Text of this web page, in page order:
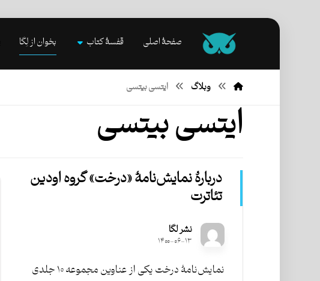
صفحۀ اصلی قفسۀ کتاب بخوان از لِگا
وبلاگ ایتسی بیتسی
ایتسی بیتسی
دربارۀ نمایش‌نامۀ «درخت» گروه اودین
تئاترت
نشر لگا
۱۴۰۰-۰۶-۱۳
نمایش‌نامۀ درخت یکی از عناوین مجموعه ۱۰ جلدی